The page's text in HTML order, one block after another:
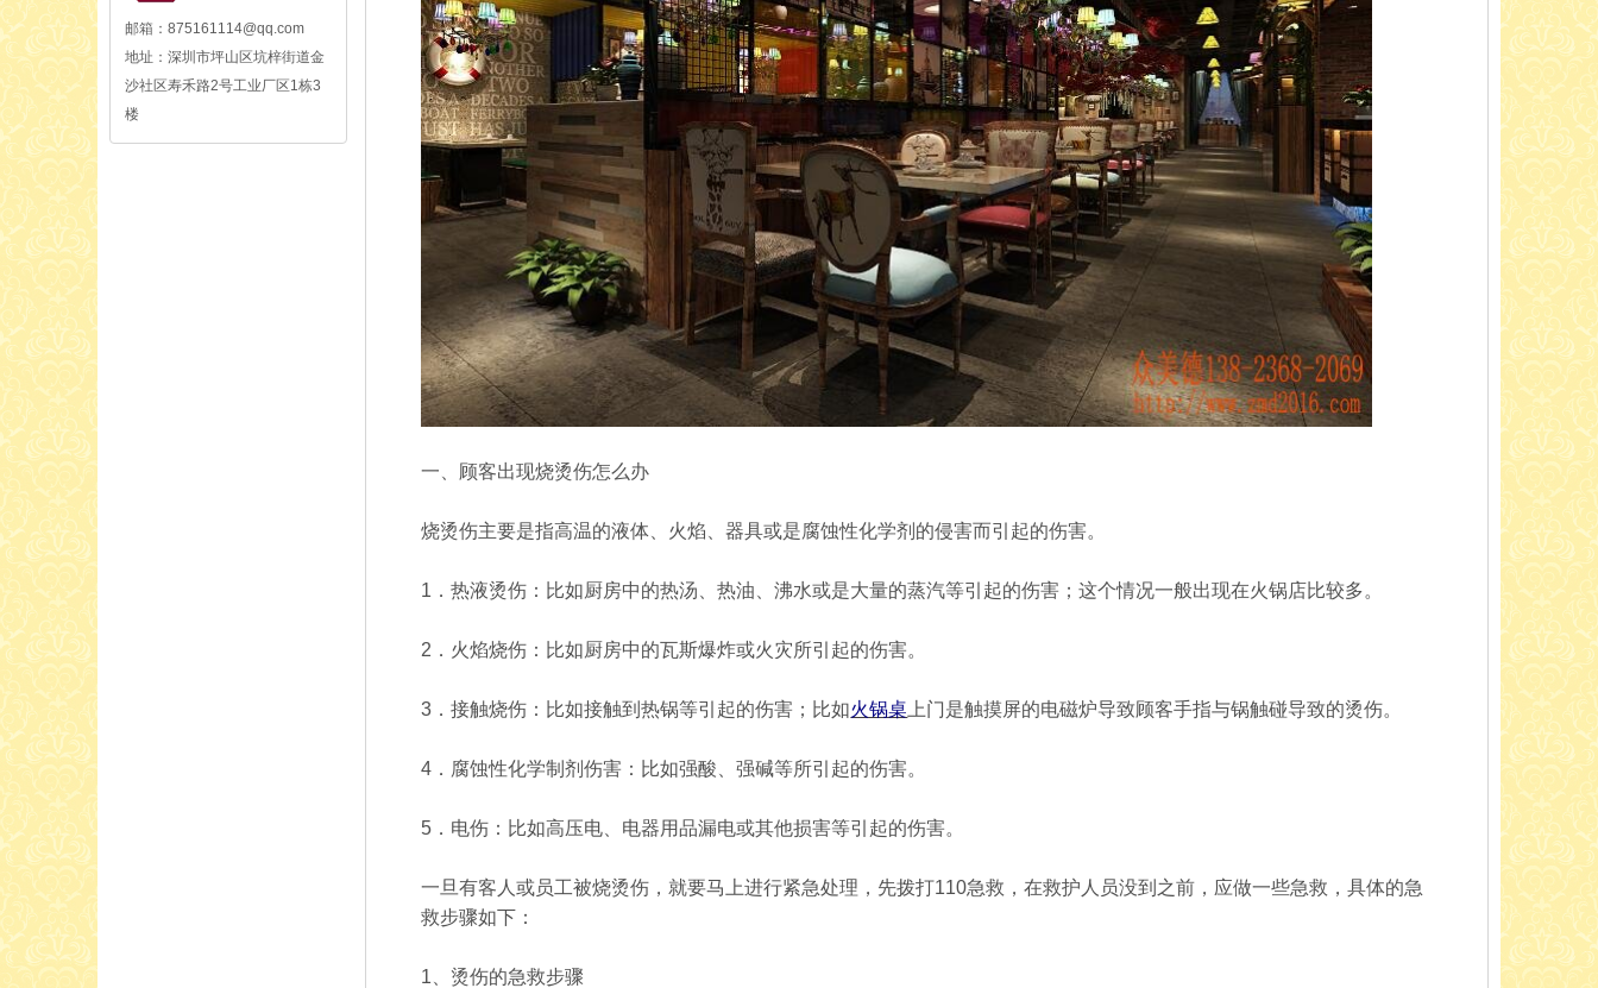
邮箱：875161114@qq.com
地址：深圳市坪山区坑梓街道金
沙社区寿禾路2号工业厂区1栋3
楼
一、顾客出现烧烫伤怎么办
烧烫伤主要是指高温的液体、火焰、器具或是腐蚀性化学剂的侵害而引起的伤害。
1．热液烫伤：比如厨房中的热汤、热油、沸水或是大量的蒸汽等引起的伤害；这个情况一般出现在火锅店比较多。
2．火焰烧伤：比如厨房中的瓦斯爆炸或火灾所引起的伤害。
3．接触烧伤：比如接触到热锅等引起的伤害；比如火锅桌 上门是触摸屏的电磁炉导致顾客手指与锅触碰导致的烫伤。
4．腐蚀性化学制剂伤害：比如强酸、强碱等所引起的伤害。
5．电伤：比如高压电、电器用品漏电或其他损害等引起的伤害。
一旦有客人或员工被烧烫伤，就要马上进行紧急处理，先拨打110急救，在救护人员没到之前，应做一些急救，具体的急
救步骤如下：
1、烫伤的急救步骤